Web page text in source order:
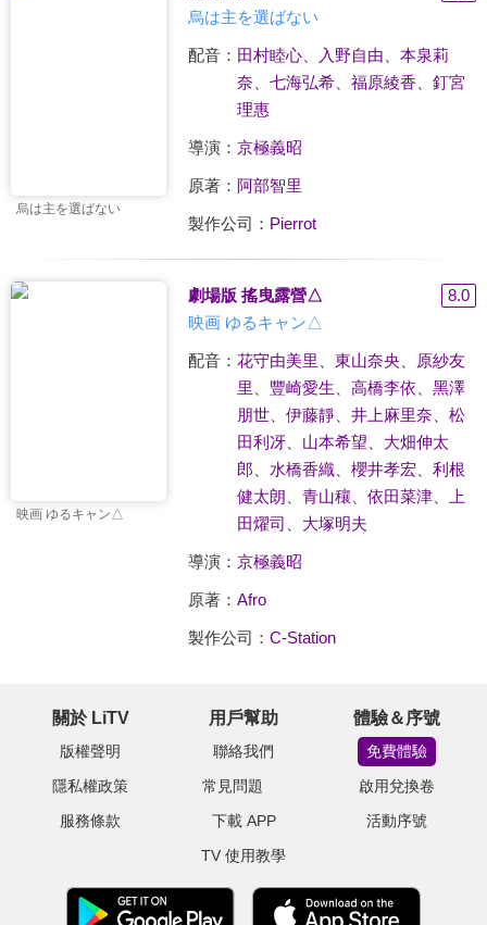
烏は主を選ばない
烏は主を選ばない
配音： 田村睦心、 入野自由
本泉莉
奈
七海弘希、 福原綾香
釘宮
理惠
導演： 京極義昭
原著： 阿部智里
製作公司： Pierrot
映画 ゆるキャン△
劇場版 搖曳露營△
8.0
映画 ゆるキャン△
配音： 花守由美里 東山奈央、
原紗友
里
豐崎愛生 高橋李依
黑澤
朋世、 伊藤靜、 井上麻里奈
松
田利冴、 山本希望
大畑伸太
郎
水橋香織、 櫻井孝宏
利根
健太朗
青山穰、 依田菜津、
上
田燿司
大塚明夫
導演： 京極義昭
原著： Afro
製作公司： C-Station
關於 LiTV
版權聲明
隱私權政策
服務條款
用戶幫助
聯絡我們
常見問題
下載 APP
TV 使用教學
體驗＆序號
免費體驗
啟用兌換卷
活動序號